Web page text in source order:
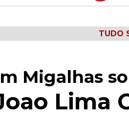
TUDO
Migalhas
Lima